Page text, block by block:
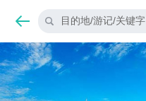
目的地/游记/关键字